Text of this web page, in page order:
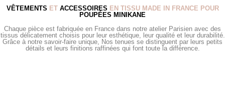
VÊTEMENTS ET ACCESSOIRES EN TISSU MADE IN FRANCE POUR
POUPÉES MINIKANE
Chaque pièce est fabriquée en France dans notre atelier Parisien avec des
tissus délicatement choisis pour leur esthétique, leur qualité et leur durabilité.
Grâce à notre savoir-faire unique, Nos tenues se distinguent par leurs petits
détails et leurs finitions raffinées qui font toute la différence.